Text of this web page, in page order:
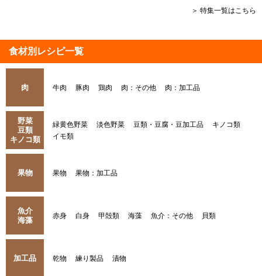
＞ 特集一覧はこちら
食材別レシピ一覧
肉 牛肉 豚肉 鶏肉 肉：その他 肉：加工品
野菜
豆類
キノコ類
緑黄色野菜 淡色野菜 豆類・豆腐・豆加工品
キノコ類
イモ類
果物 果物 果物：加工品
魚介
海藻
赤身 白身 甲殻類 海藻 魚介：その他 貝類
加工品 乾物 練り製品 漬物